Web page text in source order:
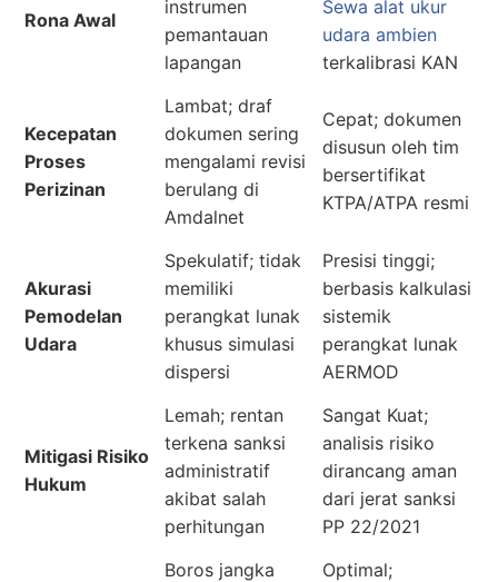
Rona Awal
instrumen
pemantauan
lapangan
Sewa alat ukur
udara ambien
terkalibrasi KAN
Kecepatan
Proses
Perizinan
Lambat; draf
dokumen sering
mengalami revisi
berulang di
Amdalnet
Cepat; dokumen
disusun oleh tim
bersertifikat
KTPA/ATPA resmi
Akurasi
Pemodelan
Udara
Spekulatif; tidak
memiliki
perangkat lunak
khusus simulasi
dispersi
Presisi tinggi;
berbasis kalkulasi
sistemik
perangkat lunak
AERMOD
Mitigasi Risiko
Hukum
Lemah; rentan
terkena sanksi
administratif
akibat salah
perhitungan
Sangat Kuat;
analisis risiko
dirancang aman
dari jerat sanksi
PP 22/2021
Boros jangka
Optimal;